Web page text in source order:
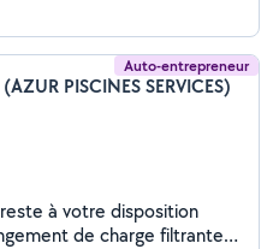
Auto-entrepreneur
PISCINES SERVICES)